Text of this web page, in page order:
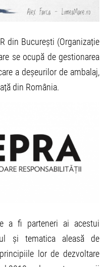
din București (Organizație
se ocupă de gestionarea
a deșeurilor de ambalaj,
din România.
a fi parteneri ai acestui
și tematica aleasă de
lor de dezvoltare